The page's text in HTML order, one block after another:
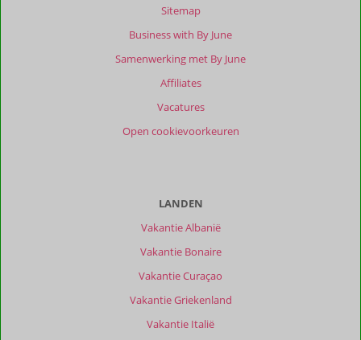
Sitemap
Business with By June
Samenwerking met By June
Affiliates
Vacatures
Open cookievoorkeuren
LANDEN
Vakantie Albanië
Vakantie Bonaire
Vakantie Curaçao
Vakantie Griekenland
Vakantie Italië